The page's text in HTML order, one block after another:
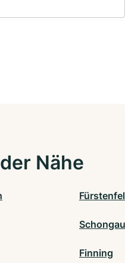
Nähe
Schongau
Finning